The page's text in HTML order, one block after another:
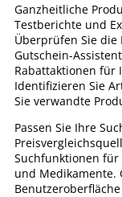
Ganzheitliche
Testberichte und
Überprüfen Sie die
Gutschein-
Rabattaktionen für
Identifizieren Sie
Sie verwandte
Passen Sie Ihre
Suchfunktionen für
und Medikamente.